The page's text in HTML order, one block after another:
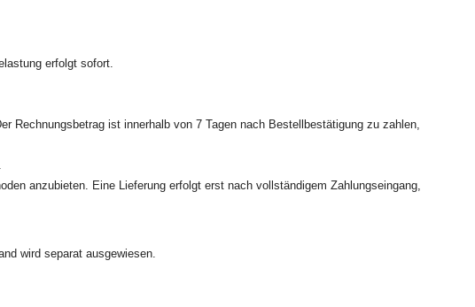
erfolgt sofort.
Rechnungsbetrag ist innerhalb von 7 Tagen nach Bestellbestätigung zu zahlen,
anzubieten. Eine Lieferung erfolgt erst nach vollständigem Zahlungseingang,
wird separat ausgewiesen.